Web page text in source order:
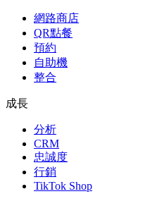
網路商店
QR點餐
預約
自助機
整合
成長
分析
CRM
忠誠度
行銷
TikTok Shop